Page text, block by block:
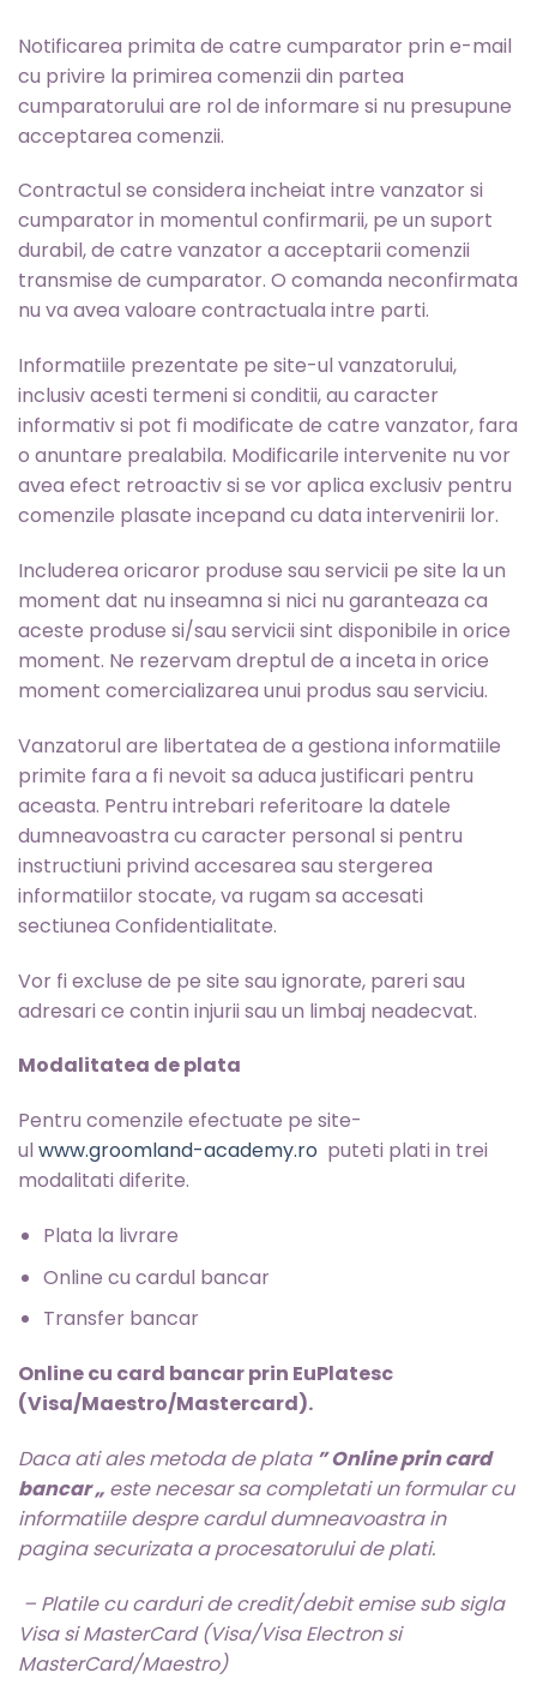
Notificarea primita de catre cumparator prin e-mail
cu privire la primirea comenzii din partea
cumparatorului are rol de informare si nu presupune
acceptarea comenzii.
Contractul se considera incheiat intre vanzator si
cumparator in momentul confirmarii, pe un suport
durabil, de catre vanzator a acceptarii comenzii
transmise de cumparator. O comanda neconfirmata
nu va avea valoare contractuala intre parti.
Informatiile prezentate pe site-ul vanzatorului,
inclusiv acesti termeni si conditii, au caracter
informativ si pot fi modificate de catre vanzator, fara
o anuntare prealabila. Modificarile intervenite nu vor
avea efect retroactiv si se vor aplica exclusiv pentru
comenzile plasate incepand cu data intervenirii lor.
Includerea oricaror produse sau servicii pe site la un
moment dat nu inseamna si nici nu garanteaza ca
aceste produse si/sau servicii sint disponibile in orice
moment. Ne rezervam dreptul de a inceta in orice
moment comercializarea unui produs sau serviciu.
Vanzatorul are libertatea de a gestiona informatiile
primite fara a fi nevoit sa aduca justificari pentru
aceasta. Pentru intrebari referitoare la datele
dumneavoastra cu caracter personal si pentru
instructiuni privind accesarea sau stergerea
informatiilor stocate, va rugam sa accesati
sectiunea Confidentialitate.
Vor fi excluse de pe site sau ignorate, pareri sau
adresari ce contin injurii sau un limbaj neadecvat.
Modalitatea de plata
Pentru comenzile efectuate pe site-
ul www.groomland-academy.ro puteti plati in trei
modalitati diferite.
Plata la livrare
Online cu cardul bancar
Transfer bancar
Online cu card bancar prin EuPlatesc
(Visa/Maestro/Mastercard).
Daca ati ales metoda de plata ” Online prin card
bancar „ este necesar sa completati un formular cu
informatiile despre cardul dumneavoastra in
pagina securizata a procesatorului de plati.
– Platile cu carduri de credit/debit emise sub sigla
Visa si MasterCard (Visa/Visa Electron si
MasterCard/Maestro)